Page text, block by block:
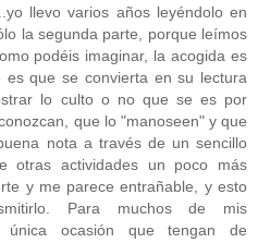
llevo varios años leyéndolo en
la segunda parte, porque leímos
podéis imaginar, la acogida es
es que se convierta en su lectura
lo culto o no que se es por
que lo "manoseen" y que
nota a través de un sencillo
otras actividades un poco más
y me parece entrañable, y esto
Para muchos de mis
única ocasión que tengan de